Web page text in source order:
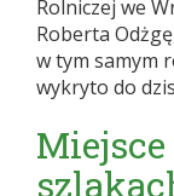
Rolniczej we
Roberta
w tym samym
wykryto do